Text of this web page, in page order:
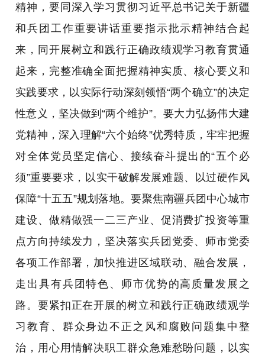
精神，要同深入学习贯彻习近平总书记关于新疆
和兵团工作重要讲话重要指示批示精神结合起
来，同开展树立和践行正确政绩观学习教育贯通
起来，完整准确全面把握精神实质、核心要义和
实践要求，以实际行动深刻领悟“两个确立”的决定
性意义，坚决做到“两个维护”。要大力弘扬伟大建
党精神，深入理解“六个始终”优秀特质，牢牢把握
对全体党员坚定信心、接续奋斗提出的“五个必
须”重要要求 ，以实干破解发展难题、以过硬作风
保障“十五五”规划落地。要聚焦南疆兵团中心城市
建设、做精做强一二三产业、促消费扩投资等重
点方向持续发力，坚决落实兵团党委、师市党委
各项工作部署，加快推进区域联动、融合发展，
走出具有兵团特色、师市优势的高质量发展之
路。要紧扣正在开展的树立和践行正确政绩观学
习教育、群众身边不正之风和腐败问题集中整
治，用心用情解决职工群众急难愁盼问题，以实